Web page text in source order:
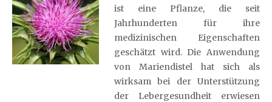
ist eine Pflanze, die seit
Jahrhunderten für ihre
medizinischen Eigenschaften
geschätzt wird. Die Anwendung
von Mariendistel hat sich als
wirksam bei der Unterstützung
der Lebergesundheit erwiesen